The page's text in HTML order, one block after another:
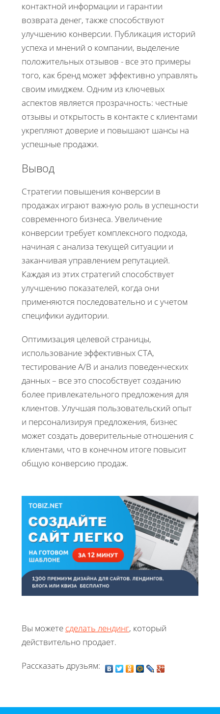
контактной информации и гарантии
возврата денег, также способствуют
улучшению конверсии. Публикация историй
успеха и мнений о компании, выделение
положительных отзывов - все это примеры
того, как бренд может эффективно управлять
своим имиджем. Одним из ключевых
аспектов является прозрачность: честные
отзывы и открытость в контакте с клиентами
укрепляют доверие и повышают шансы на
успешные продажи.
Вывод
Стратегии повышения конверсии в
продажах играют важную роль в успешности
современного бизнеса. Увеличение
конверсии требует комплексного подхода,
начиная с анализа текущей ситуации и
заканчивая управлением репутацией.
Каждая из этих стратегий способствует
улучшению показателей, когда они
применяются последовательно и с учетом
специфики аудитории.
Оптимизация целевой страницы,
использование эффективных CTA,
тестирование A/B и анализ поведенческих
данных – все это способствует созданию
более привлекательного предложения для
клиентов. Улучшая пользовательский опыт
и персонализируя предложения, бизнес
может создать доверительные отношения с
клиентами, что в конечном итоге повысит
общую конверсию продаж.
Вы можете сделать лендинг, который
действительно продает.
Рассказать друзьям: